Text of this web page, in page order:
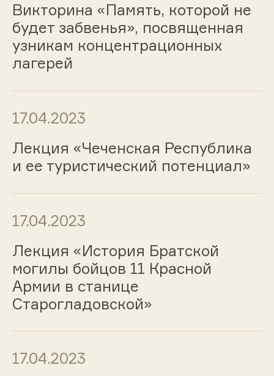
Викторина «Память, которой не
будет забвенья», посвященная
узникам концентрационных
лагерей
17.04.2023
Лекция «Чеченская Республика
и ее туристический потенциал»
17.04.2023
Лекция «История Братской
могилы бойцов 11 Красной
Армии в станице
Старогладовской»
17.04.2023